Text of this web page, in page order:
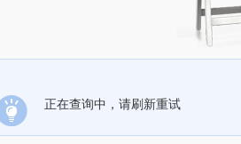
正在查询中，请刷新重试